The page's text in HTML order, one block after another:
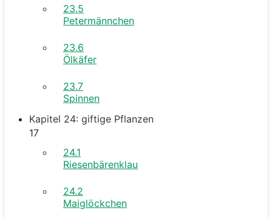
23.5
Petermännchen
23.6
Ölkäfer
23.7
Spinnen
Kapitel 24: giftige Pflanzen
17
24.1
Riesenbärenklau
24.2
Maiglöckchen